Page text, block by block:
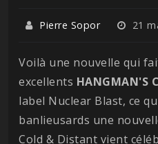
Pierre Sopor 21
Voilà une nouvelle qui
excellents HANGMAN'S
label Nuclear Blast, ce
banlieusards une
Cold & Distant vient